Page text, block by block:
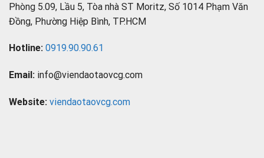
Phòng 5.09, Lầu 5, Tòa nhà ST Moritz, Số 1014 Phạm Văn
Đồng, Phường Hiệp Bình, TP.HCM
Hotline: 0919.90.90.61
Email: info@viendaotaovcg.com
Website: viendaotaovcg.com